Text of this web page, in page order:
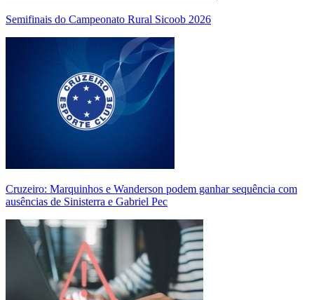
Semifinais do Campeonato Rural Sicoob 2026
Cruzeiro: Marquinhos e Wanderson podem ganhar sequência com
ausências de Sinisterra e Gabriel Pec